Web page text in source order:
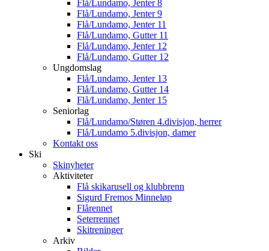
Flå/Lundamo, Jenter 8
Flå/Lundamo, Jenter 9
Flå/Lundamo, Jenter 11
Flå/Lundamo, Gutter 11
Flå/Lundamo, Jenter 12
Flå/Lundamo, Gutter 12
Ungdomslag
Flå/Lundamo, Jenter 13
Flå/Lundamo, Gutter 14
Flå/Lundamo, Jenter 15
Seniorlag
Flå/Lundamo/Støren 4.divisjon, herrer
Flå/Lundamo 5.divisjon, damer
Kontakt oss
Ski
Skinyheter
Aktiviteter
Flå skikarusell og klubbrenn
Sigurd Fremos Minneløp
Flårennet
Seterrennet
Skitreninger
Arkiv